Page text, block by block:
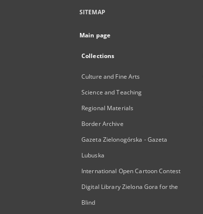
SITEMAP
Main page
Collections
Culture and Fine Arts
Science and Teaching
Regional Materials
Border Archive
Gazeta Zielonogórska - Gazeta
Lubuska
International Open Cartoon Contest
Digital Library Zielona Gora for the
Blind